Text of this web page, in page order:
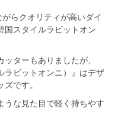
らクオリティが高いダイ
国スタイルラビットオン
ターもありましたが、
ラビットオンニ）』はデザ
です。
うな見た目で軽く持ちやす